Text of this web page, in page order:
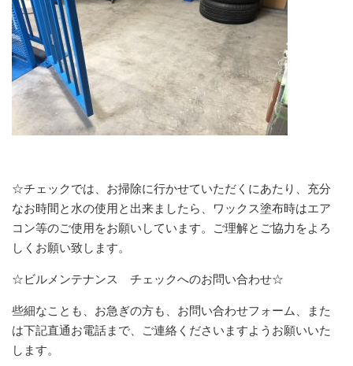
☆チェックでは、お掃除に行かせていただくにあたり、充分
なお時間と水の使用と出来ましたら、ワックス塗布時はエア
コン等のご使用をお願いしています。ご理解とご協力をよろ
しくお願い致します。
☆ビルメンテナンス チェックへのお問い合わせ☆
些細なことも、お急ぎの方も、お問い合わせフォーム、また
は下記直通お電話まで、ご連絡くださいますようお願いいた
します。